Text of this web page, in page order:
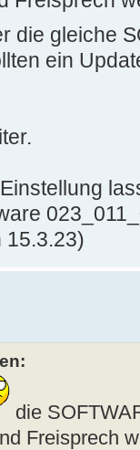
die gleiche
ein
15.3.23)
die
Freisprech